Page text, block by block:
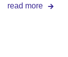
read more